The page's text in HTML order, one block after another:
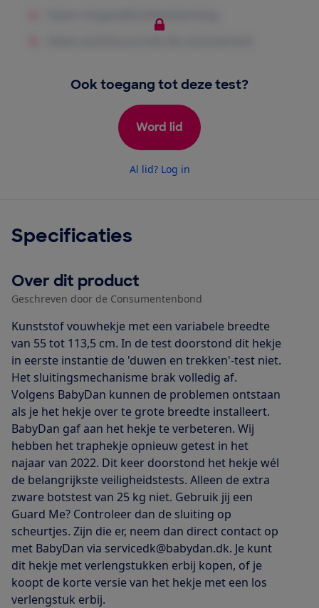
Ook toegang tot deze test?
Word lid
Al lid? Log in
Specificaties
Over dit product
Geschreven door de Consumentenbond
Kunststof vouwhekje met een variabele breedte
van 55 tot 113,5 cm. In de test doorstond dit hekje
in eerste instantie de 'duwen en trekken'-test niet.
Het sluitingsmechanisme brak volledig af.
Volgens BabyDan kunnen de problemen ontstaan
als je het hekje over te grote breedte installeert.
BabyDan gaf aan het hekje te verbeteren. Wij
hebben het traphekje opnieuw getest in het
najaar van 2022. Dit keer doorstond het hekje wél
de belangrijkste veiligheidstests. Alleen de extra
zware botstest van 25 kg niet. Gebruik jij een
Guard Me? Controleer dan de sluiting op
scheurtjes. Zijn die er, neem dan direct contact op
met BabyDan via servicedk@babydan.dk. Je kunt
dit hekje met verlengstukken erbij kopen, of je
koopt de korte versie van het hekje met een los
verlengstuk erbij.